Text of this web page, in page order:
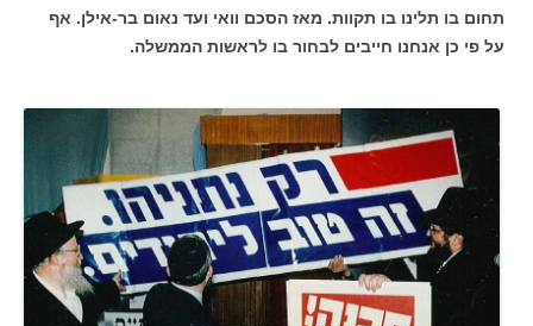
תחום בו תלינו בו תקוות. מאז הסכם וואי ועד נאום בר-אילן. אף
על פי כן אנחנו חייבים לבחור בו לראשות הממשלה.